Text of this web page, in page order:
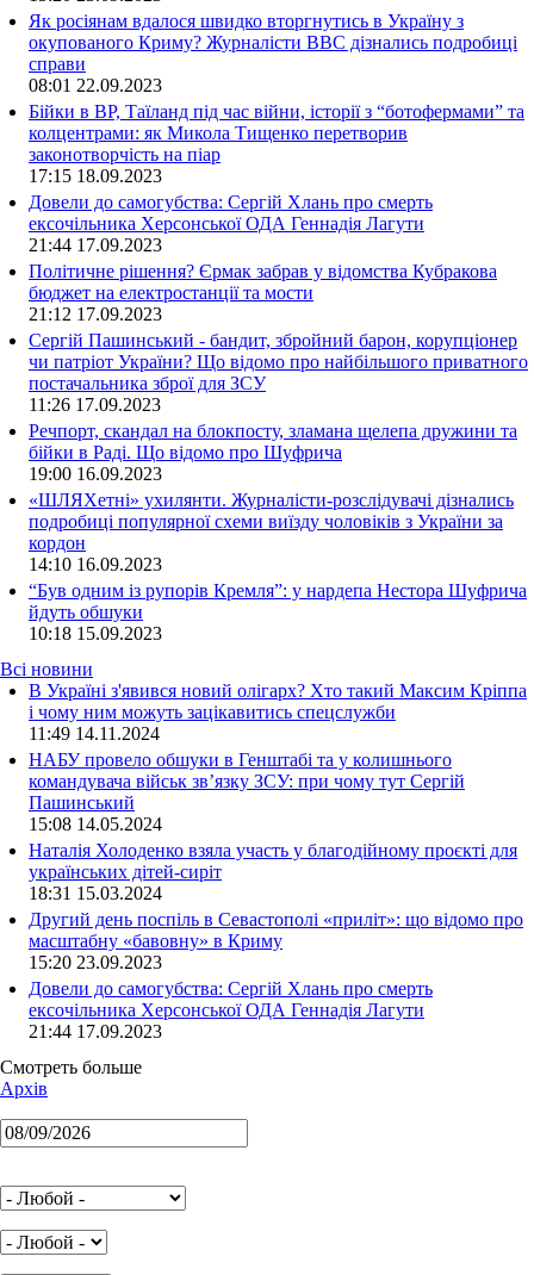
Як росіянам вдалося швидко вторгнутись в Україну з
окупованого Криму? Журналісти ВВС дізнались подробиці
справи
08:01 22.09.2023
Бійки в ВР, Таїланд під час війни, історії з “ботофермами” та
колцентрами: як Микола Тищенко перетворив
законотворчість на піар
17:15 18.09.2023
Довели до самогубства: Сергій Хлань про смерть
ексочільника Херсонської ОДА Геннадія Лагути
21:44 17.09.2023
Політичне рішення? Єрмак забрав у відомства Кубракова
бюджет на електростанції та мости
21:12 17.09.2023
Сергій Пашинський - бандит, збройний барон, корупціонер
чи патріот України? Що відомо про найбільшого приватного
постачальника зброї для ЗСУ
11:26 17.09.2023
Речпорт, скандал на блокпосту, зламана щелепа дружини та
бійки в Раді. Що відомо про Шуфрича
19:00 16.09.2023
«ШЛЯХетні» ухилянти. Журналісти-розслідувачі дізнались
подробиці популярної схеми виїзду чоловіків з України за
кордон
14:10 16.09.2023
“Був одним із рупорів Кремля”: у нардепа Нестора Шуфрича
йдуть обшуки
10:18 15.09.2023
Всі новини
В Україні з'явився новий олігарх? Хто такий Максим Кріппа
і чому ним можуть зацікавитись спецслужби
11:49 14.11.2024
НАБУ провело обшуки в Генштабі та у колишнього
командувача військ зв’язку ЗСУ: при чому тут Сергій
Пашинський
15:08 14.05.2024
Наталія Холоденко взяла участь у благодійному проєкті для
українських дітей-сиріт
18:31 15.03.2024
Другий день поспіль в Севастополі «приліт»: що відомо про
масштабну «бавовну» в Криму
15:20 23.09.2023
Довели до самогубства: Сергій Хлань про смерть
ексочільника Херсонської ОДА Геннадія Лагути
21:44 17.09.2023
Смотреть больше
Архів